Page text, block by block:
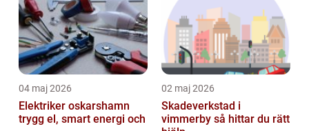
04 maj 2026
Elektriker oskarshamn
trygg el, smart energi och
02 maj 2026
Skadeverkstad i
vimmerby så hittar du rätt